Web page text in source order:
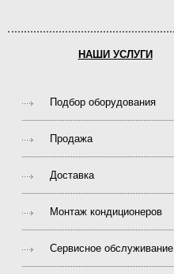
НАШИ УСЛУГИ
Подбор оборудования
Продажа
Доставка
Монтаж кондиционеров
Сервисное обслуживание